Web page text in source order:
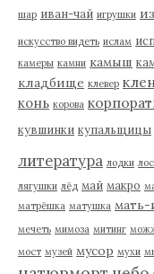
шар иван-чай игрушки
искусство видеть ислам
камеры камни камыш
кладбище клевер
конь корова
кувшинки купальщицы
литература лодки
лягушки лёд май макро
матрёшка матушка мать-
мечеть мимоза митинг
мост музей мусор мухи